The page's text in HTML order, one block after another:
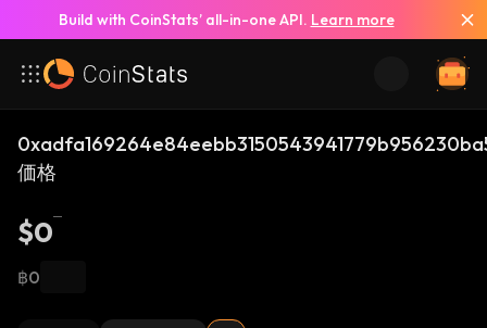
Build with CoinStats’ all-in-one API. Learn more
価格
$0
฿0